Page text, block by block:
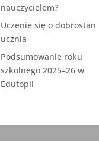
nauczycielem?
Uczenie się o dobrostan
ucznia
Podsumowanie roku
szkolnego 2025–26 w
Edutopii